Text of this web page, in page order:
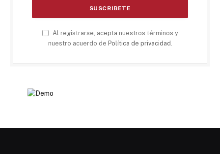
Al registrarse, acepta nuestros términos y
nuestro acuerdo de Política de privacidad